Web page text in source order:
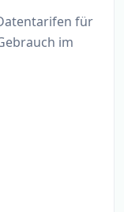
für
im